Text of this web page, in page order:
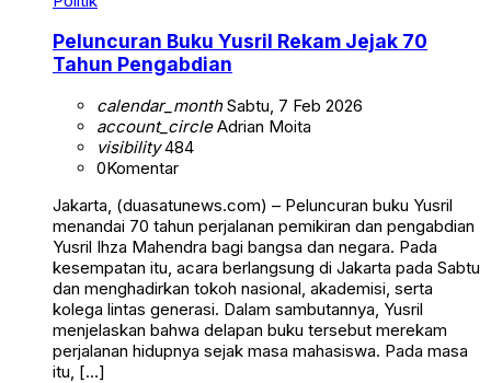
Peluncuran Buku Yusril Rekam Jejak 70
Tahun Pengabdian
calendar_monthSabtu, 7 Feb 2026
account_circleAdrian Moita
visibility484
0Komentar
Jakarta, (duasatunews.com) – Peluncuran buku Yusril
menandai 70 tahun perjalanan pemikiran dan pengabdian
Yusril Ihza Mahendra bagi bangsa dan negara. Pada
kesempatan itu, acara berlangsung di Jakarta pada Sabtu
dan menghadirkan tokoh nasional, akademisi, serta
kolega lintas generasi. Dalam sambutannya, Yusril
menjelaskan bahwa delapan buku tersebut merekam
perjalanan hidupnya sejak masa mahasiswa. Pada masa
itu, […]